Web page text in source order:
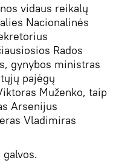
vidaus reikalų
Nacionalinės
Rados
gynybos ministras
pajėgų
Muženko, taip
Arsenijus
Vladimiras